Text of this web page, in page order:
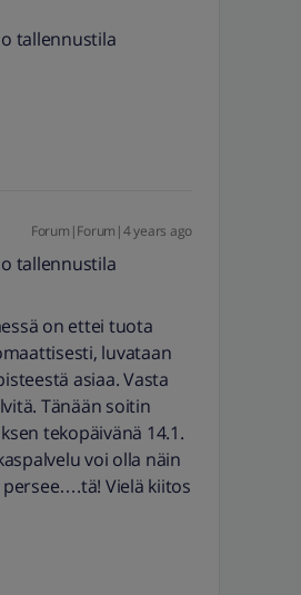
tallennustila
Forum|Forum|4 years ago
tallennustila
on ettei tuota
luvataan
asiaa. Vasta
Tänään soitin
tekopäivänä 14.1.
voi olla näin
Vielä kiitos